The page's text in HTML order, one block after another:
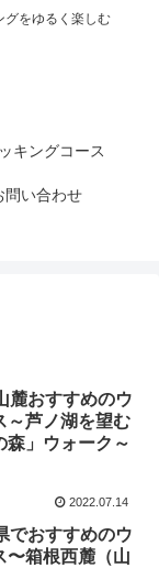
グをゆるく楽しむ
キングコース
問い合わせ
麓おすすめのウ
～芦ノ湖を望む
森」ウォーク～
2022.07.14
でおすすめのウ
〜箱根西麓（山